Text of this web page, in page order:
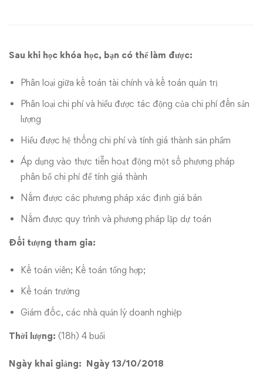
Sau khi học khóa học, bạn có thể làm được:
Phân loại giữa kế toán tài chính và kế toán quản trị
Phân loại chi phí và hiểu được tác động của chi phí đến sản
lượng
Hiểu được hệ thống chi phí và tính giá thành sản phẩm
Áp dụng vào thực tiễn hoạt động một số phương pháp
phân bổ chi phí để tính giá thành
Nắm được các phương pháp xác định giá bán
Nắm được quy trình và phương pháp lập dự toán
Đối tượng tham gia:
Kế toán viên; Kế toán tổng hợp;
Kế toán trưởng
Giám đốc, các nhà quản lý doanh nghiệp
Thời lượng: (18h) 4 buổi
Ngày khai giảng: Ngày 13/10/2018